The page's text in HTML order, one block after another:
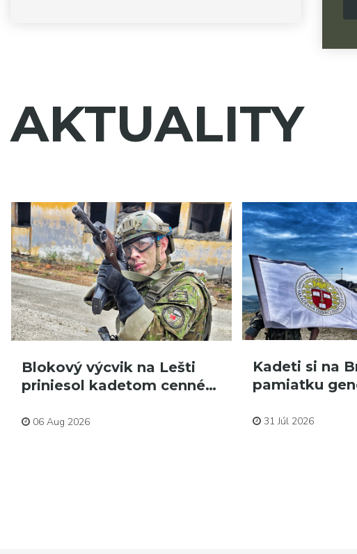
AKTUALITY
Blokový výcvik na Lešti
priniesol kadetom cenné…
06 Aug 2026
Kadeti si na
pamiatku
31 Júl 2026